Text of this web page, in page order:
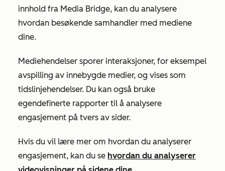
innhold fra Media Bridge, kan du analysere
hvordan besøkende samhandler med mediene
dine.
Mediehendelser sporer interaksjoner, for eksempel
avspilling av innebygde medier, og vises som
tidslinjehendelser. Du kan også bruke
egendefinerte rapporter til å analysere
engasjement på tvers av sider.
Hvis du vil lære mer om hvordan du analyserer
engasjement, kan du se hvordan du analyserer